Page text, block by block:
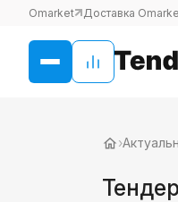
Omarket Доставка
›